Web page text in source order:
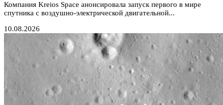
Компания Kreios Space анонсировала запуск первого в мире
спутника с воздушно-электрической двигательной...
10.08.2026